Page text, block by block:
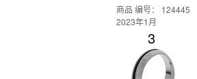
商品 编号： 124445
2023年1月
3